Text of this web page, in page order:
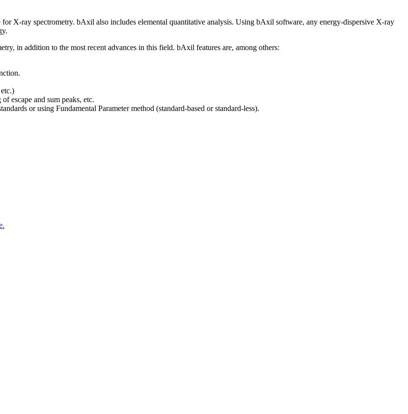
X-ray spectrometry. bAxil also includes elemental quantitative analysis. Using bAxil software, any energy-dispersive X-ray
in addition to the most recent advances in this field. bAxil features are, among others:
escape and sum peaks, etc.
or using Fundamental Parameter method (standard-based or standard-less).